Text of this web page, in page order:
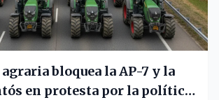
bloquea la AP-7 y la
en protesta por la política